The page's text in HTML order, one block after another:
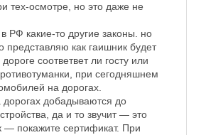
тех-осмотре, но это даже не
РФ какие-то другие законы. но
представляю как гаишник будет
соответвет ли госту или
при сегодняшнем
на дорогах.
дорогах добадываются до
да и то звучит — это
— покажите сертификат. При